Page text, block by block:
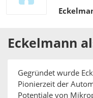
Eckelmann
Gegründet wurde
Pionierzeit der
Potentiale von